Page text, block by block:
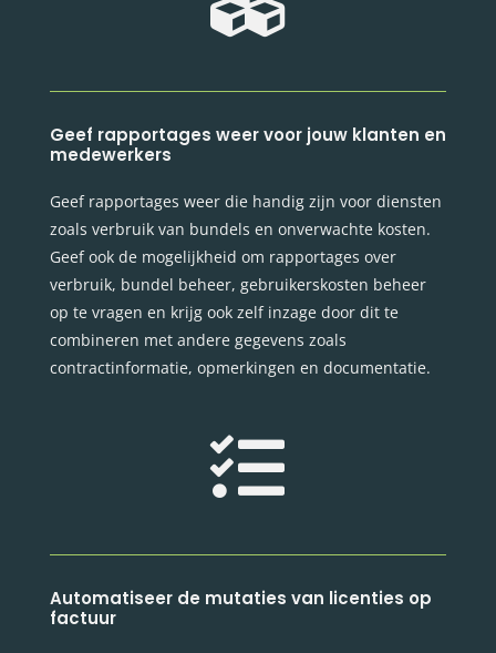
Geef rapportages weer voor jouw klanten en
medewerkers
Geef rapportages weer die handig zijn voor diensten
zoals verbruik van bundels en onverwachte kosten.
Geef ook de mogelijkheid om rapportages over
verbruik, bundel beheer, gebruikerskosten beheer
op te vragen en krijg ook zelf inzage door dit te
combineren met andere gegevens zoals
contractinformatie, opmerkingen en documentatie.

Automatiseer de mutaties van licenties op
factuur